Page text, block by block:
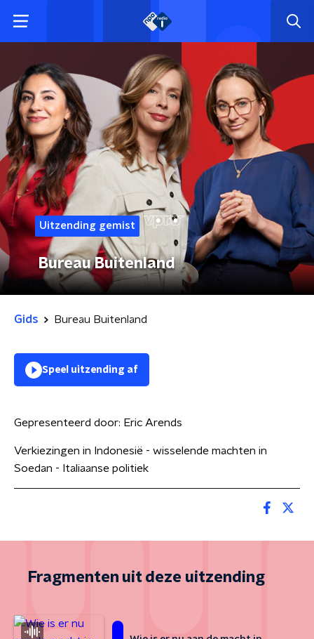
Uitzending gemist
Bureau Buitenland
Gids Bureau Buitenland
Speel uitzending af
Gepresenteerd door: Eric Arends
Verkiezingen in Indonesië - wisselende machten in
Soedan - Italiaanse politiek
Fragmenten uit deze uitzending